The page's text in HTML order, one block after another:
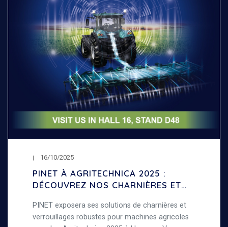
16/10/2025
PINET À AGRITECHNICA 2025 :
DÉCOUVREZ NOS CHARNIÈRES ET
AGRICOLES
PINET exposera ses solutions de charnières et
verrouillages robustes pour machines agricoles